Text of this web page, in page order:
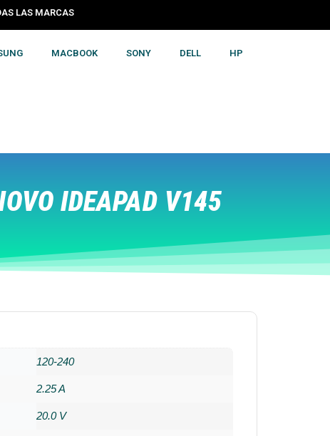
LAS MARCAS
MACBOOK SONY DELL HP
IDEAPAD V145
120-240
2.25 A
20.0 V